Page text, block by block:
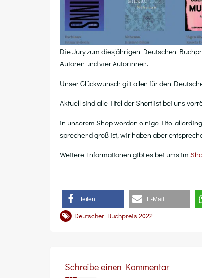
Die Jury zum dies­jäh­ri­gen Deut­schen
Autoren und vier Autorinnen.
Unser Glück­wunsch gilt allen für den
Aktu­ell sind alle Titel der Short­list bei uns
in unse­rem Shop wer­den eini­ge Titel
spre­chend groß ist, wir haben aber
Wei­te­re Infor­ma­tio­nen gibt es bei ums im
tei­len E‑Mail
Deutscher Buchpreis 2022
Schreibe einen Kommentar